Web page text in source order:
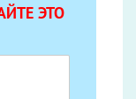
ЭТО